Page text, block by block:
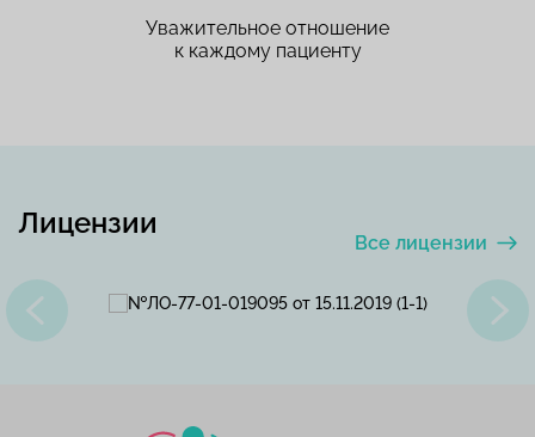
Уважительное отношение
к каждому пациенту
Лицензии
Все лицензии